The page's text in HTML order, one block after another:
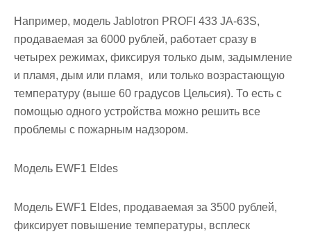
Например, модель Jablotron PROFI 433 JA-63S,
продаваемая за 6000 рублей, работает сразу в
четырех режимах, фиксируя только дым, задымление
и пламя, дым или пламя, или только возрастающую
температуру (выше 60 градусов Цельсия). То есть с
помощью одного устройства можно решить все
проблемы с пожарным надзором.
Модель EWF1 Eldes
Модель EWF1 Eldes, продаваемая за 3500 рублей,
фиксирует повышение температуры, всплеск